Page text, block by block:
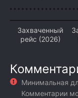
Захваченный
рейс (2026)
Минимальная
Комментарии